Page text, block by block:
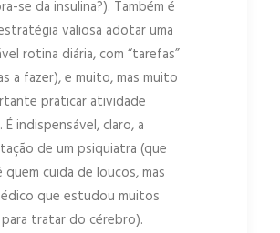
se da insulina?). Também é
valiosa adotar uma
rotina diária, com “tarefas”
a fazer), e muito, mas muito
praticar atividade
É indispensável, claro, a
de um psiquiatra (que
quem cuida de loucos, mas
que estudou muitos
tratar do cérebro).